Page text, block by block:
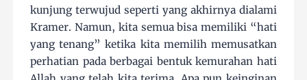
kunjung terwujud seperti yang akhirnya dialami
Kramer. Namun, kita semua bisa memiliki “hati
yang tenang” ketika kita memilih memusatkan
perhatian pada berbagai bentuk kemurahan hati